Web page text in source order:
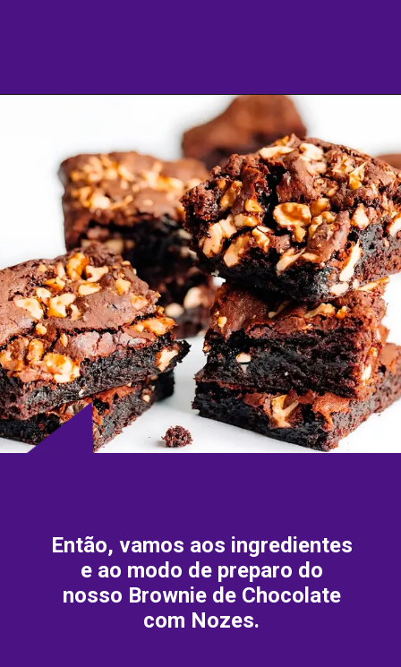
Então, vamos aos ingredientes
e ao modo de preparo do
nosso Brownie de Chocolate
com Nozes.